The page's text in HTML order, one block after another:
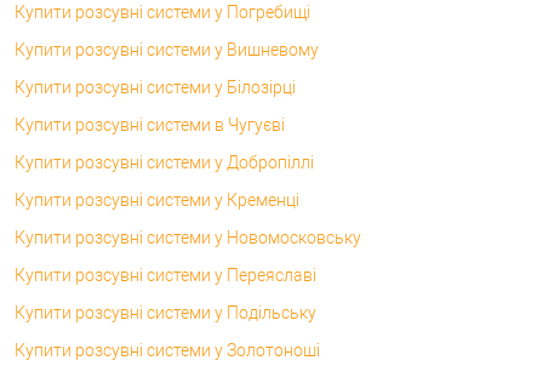
Купити розсувні системи у Погребищі
Купити розсувні системи у Вишневому
Купити розсувні системи у Білозірці
Купити розсувні системи в Чугуєві
Купити розсувні системи у Добропіллі
Купити розсувні системи у Кременці
Купити розсувні системи у Новомосковську
Купити розсувні системи у Переяславі
Купити розсувні системи у Подільську
Купити розсувні системи у Золотоноші